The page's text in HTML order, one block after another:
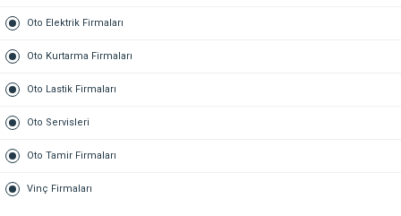
Oto Elektrik Firmaları
Oto Kurtarma Firmaları
Oto Lastik Firmaları
Oto Servisleri
Oto Tamir Firmaları
Vinç Firmaları